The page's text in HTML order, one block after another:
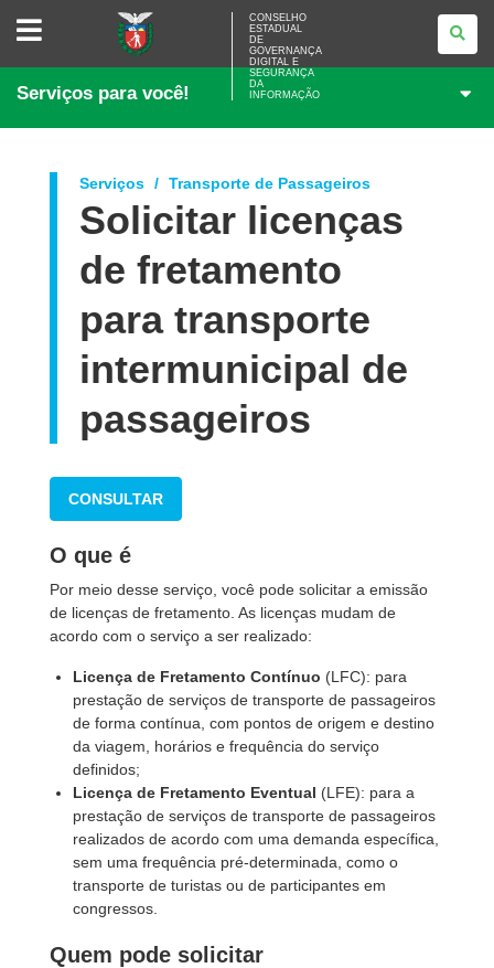
CONSELHO
ESTADUAL
GOVERNANÇA
E
DA
CONSELHO
ESTADUAL
DE
GOVERNANÇA
DIGITAL E
SEGURANÇA
DA
INFORMAÇÃO
Serviços para você!
Serviços Transporte de Passageiros
Solicitar licenças
de fretamento
para transporte
intermunicipal de
passageiros
CONSULTAR
O que é
Por meio desse serviço, você pode solicitar a emissão
de licenças de fretamento. As licenças mudam de
acordo com o serviço a ser realizado:
Licença de Fretamento Contí­nuo (LFC): para
prestação de serviços de transporte de passageiros
de forma contínua, com pontos de origem e destino
da viagem, horários e frequência do serviço
definidos;
Licença de Fretamento Eventual (LFE): para a
prestação de serviços de transporte de passageiros
realizados de acordo com uma demanda específica,
sem uma frequência pré-determinada, como o
transporte de turistas ou de participantes em
congressos.
Quem pode solicitar